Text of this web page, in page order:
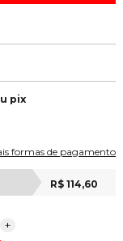
pix
formas de pagamento
R$ 114,60
+